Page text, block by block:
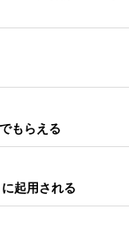
もらえる
起用される